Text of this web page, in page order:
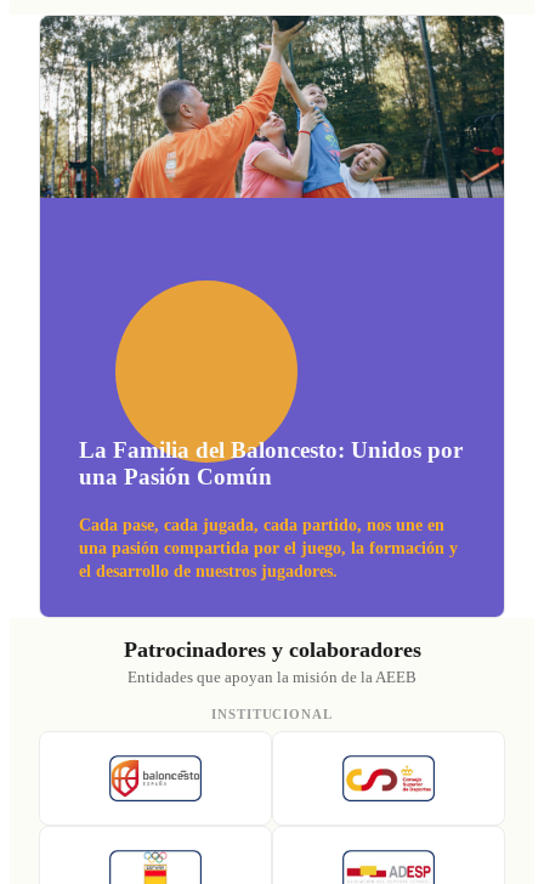
La Familia del Baloncesto: Unidos por
una Pasión Común
Cada pase, cada jugada, cada partido, nos une en
una pasión compartida por el juego, la formación y
el desarrollo de nuestros jugadores.
Patrocinadores y colaboradores
Entidades que apoyan la misión de la AEEB
INSTITUCIONAL